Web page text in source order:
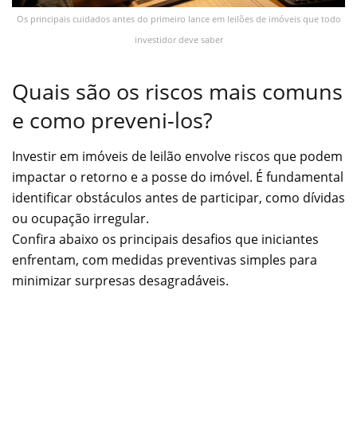
Os principais cuidados antes do primeiro lance em leilões de imóveis que todo
investidor deve saber
Quais são os riscos mais comuns
e como preveni-los?
Investir em imóveis de leilão envolve riscos que podem
impactar o retorno e a posse do imóvel. É fundamental
identificar obstáculos antes de participar, como dívidas
ou ocupação irregular.
Confira abaixo os principais desafios que iniciantes
enfrentam, com medidas preventivas simples para
minimizar surpresas desagradáveis.